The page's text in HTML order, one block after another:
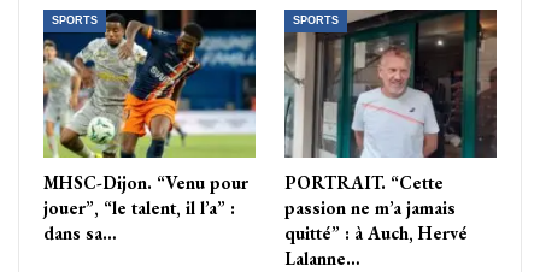
SPORTS
MHSC-Dijon. “Venu pour
jouer”, “le talent, il l’a” :
dans sa…
SPORTS
PORTRAIT. “Cette
passion ne m’a jamais
quitté” : à Auch, Hervé
Lalanne…